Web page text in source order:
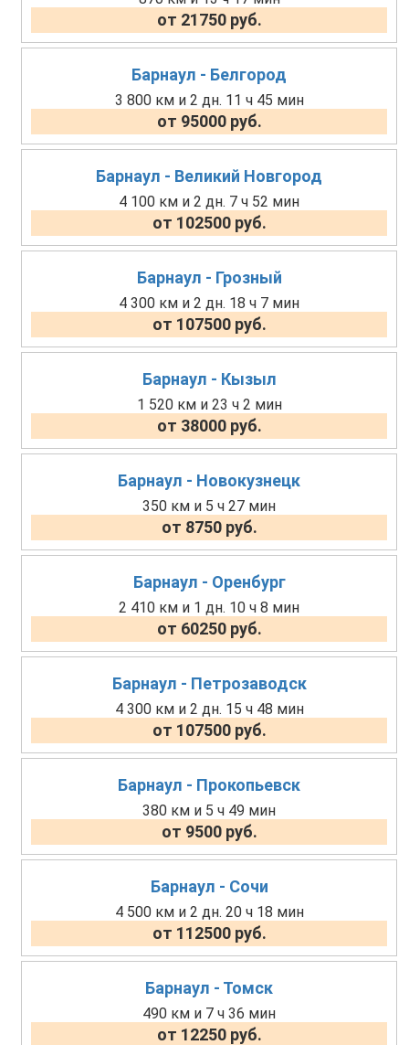
от 21750 руб.
Барнаул - Белгород
3 800 км и 2 дн. 11 ч 45 мин
от 95000 руб.
Барнаул - Великий Новгород
4 100 км и 2 дн. 7 ч 52 мин
от 102500 руб.
Барнаул - Грозный
4 300 км и 2 дн. 18 ч 7 мин
от 107500 руб.
Барнаул - Кызыл
1 520 км и 23 ч 2 мин
от 38000 руб.
Барнаул - Новокузнецк
350 км и 5 ч 27 мин
от 8750 руб.
Барнаул - Оренбург
2 410 км и 1 дн. 10 ч 8 мин
от 60250 руб.
Барнаул - Петрозаводск
4 300 км и 2 дн. 15 ч 48 мин
от 107500 руб.
Барнаул - Прокопьевск
380 км и 5 ч 49 мин
от 9500 руб.
Барнаул - Сочи
4 500 км и 2 дн. 20 ч 18 мин
от 112500 руб.
Барнаул - Томск
490 км и 7 ч 36 мин
от 12250 руб.